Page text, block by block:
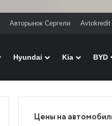
Авторынок Сергели Avtokredit
Hyundai Kia BYD
Цены на